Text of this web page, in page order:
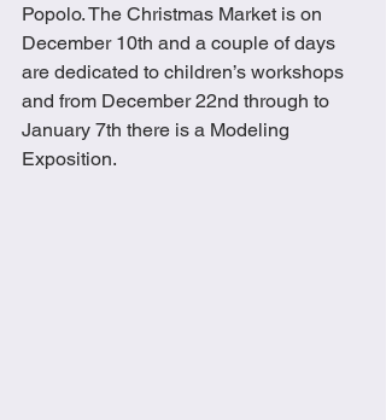
Popolo. The Christmas Market is on
December 10th and a couple of days
are dedicated to children’s workshops
and from December 22nd through to
January 7th there is a Modeling
Exposition.